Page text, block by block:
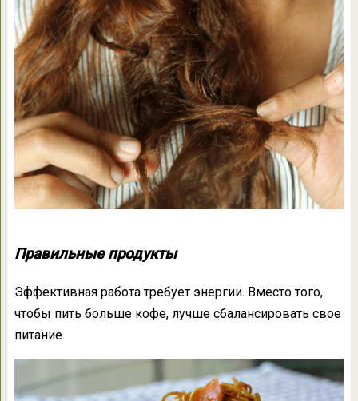
Правильные продукты
Эффективная работа требует энергии. Вместо того,
чтобы пить больше кофе, лучше сбалансировать свое
питание.